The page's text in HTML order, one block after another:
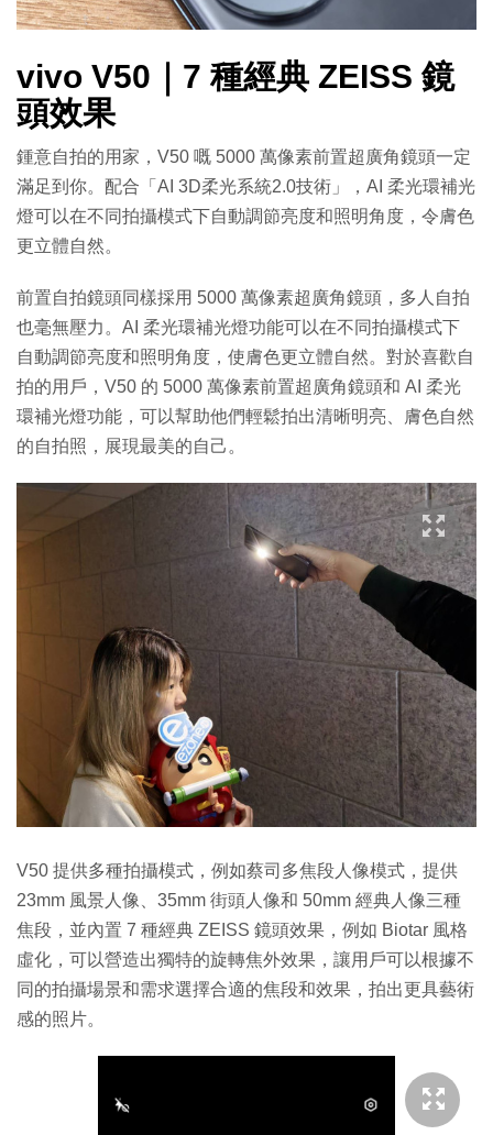
vivo V50｜7 種經典 ZEISS 鏡
頭效果
鍾意自拍的用家，V50 嘅 5000 萬像素前置超廣角鏡頭一定
滿足到你。配合「AI 3D柔光系統2.0技術」，AI 柔光環補光
燈可以在不同拍攝模式下自動調節亮度和照明角度，令膚色
更立體自然。
前置自拍鏡頭同樣採用 5000 萬像素超廣角鏡頭，多人自拍
也毫無壓力。AI 柔光環補光燈功能可以在不同拍攝模式下
自動調節亮度和照明角度，使膚色更立體自然。對於喜歡自
拍的用戶，V50 的 5000 萬像素前置超廣角鏡頭和 AI 柔光
環補光燈功能，可以幫助他們輕鬆拍出清晰明亮、膚色自然
的自拍照，展現最美的自己。
V50 提供多種拍攝模式，例如蔡司多焦段人像模式，提供
23mm 風景人像、35mm 街頭人像和 50mm 經典人像三種
焦段，並內置 7 種經典 ZEISS 鏡頭效果，例如 Biotar 風格
虛化，可以營造出獨特的旋轉焦外效果，讓用戶可以根據不
同的拍攝場景和需求選擇合適的焦段和效果，拍出更具藝術
感的照片。